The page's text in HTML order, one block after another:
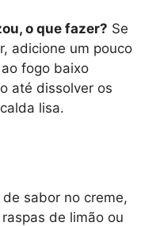
o que fazer? Se
adicione um pouco
fogo baixo
até dissolver os
lisa.
sabor no creme,
de limão ou